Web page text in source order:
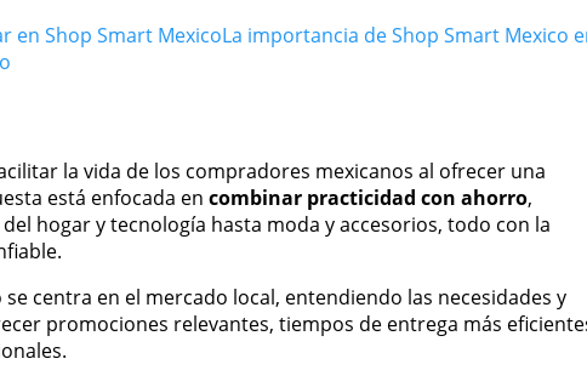
en Shop Smart MexicoLa importancia de Shop Smart Mexico
la vida de los compradores mexicanos al ofrecer una
está enfocada en combinar practicidad con ahorro,
hogar y tecnología hasta moda y accesorios, todo con la
centra en el mercado local, entendiendo las necesidades y
promociones relevantes, tiempos de entrega más